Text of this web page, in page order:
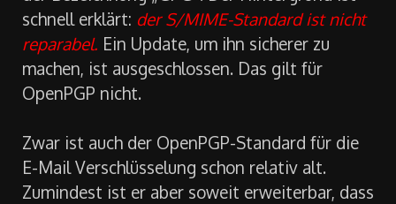
schnell erklärt: der S/MIME-Standard ist nicht
reparabel. Ein Update, um ihn sicherer zu
machen, ist ausgeschlossen. Das gilt für
OpenPGP nicht.
Zwar ist auch der OpenPGP-Standard für die
E-Mail Verschlüsselung schon relativ alt.
Zumindest ist er aber soweit erweiterbar, dass